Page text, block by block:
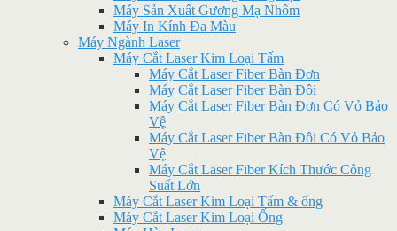
Máy Sản Xuất Gương Mạ Nhôm
Máy In Kính Đa Màu
Máy Ngành Laser
Máy Cắt Laser Kim Loại Tấm
Máy Cắt Laser Fiber Bàn Đơn
Máy Cắt Laser Fiber Bàn Đôi
Máy Cắt Laser Fiber Bàn Đơn Có Vỏ Bảo
Vệ
Máy Cắt Laser Fiber Bàn Đôi Có Vỏ Bảo
Vệ
Máy Cắt Laser Fiber Kích Thước Công
Suất Lớn
Máy Cắt Laser Kim Loại Tấm & ống
Máy Cắt Laser Kim Loại Ống